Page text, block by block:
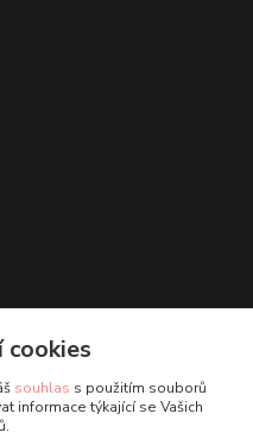
14 hod.)
cookies
souhlas s použitím souborů
informace týkající se Vašich